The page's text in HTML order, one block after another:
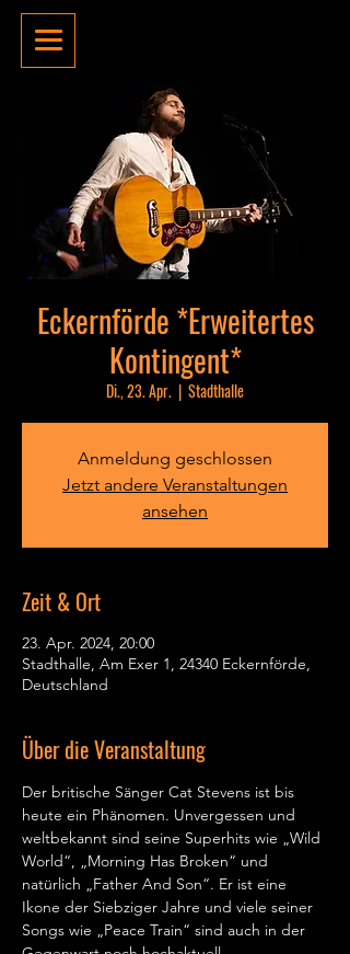
Eckernförde *Erweitertes
Kontingent*
Di., 23. Apr.
  |
Stadthalle
Anmeldung geschlossen
Jetzt andere Veranstaltungen
ansehen
Zeit & Ort
23. Apr. 2024, 20:00
Stadthalle, Am Exer 1, 24340 Eckernförde,
Deutschland
Über die Veranstaltung
Der britische Sänger Cat Stevens ist bis
heute ein Phänomen. Unvergessen und
weltbekannt sind seine Superhits wie „Wild
World“, „Morning Has Broken“ und
natürlich „Father And Son“. Er ist eine
Ikone der Siebziger Jahre und viele seiner
Songs wie „Peace Train“ sind auch in der